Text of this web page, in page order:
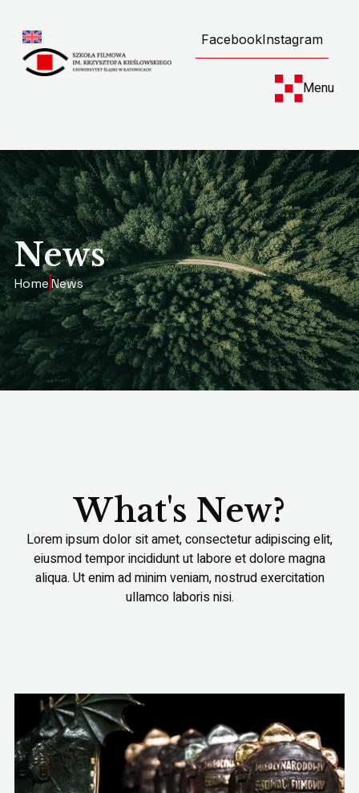
FacebookInstagram
Menu
News
HomeNews
What's New?
Lorem ipsum dolor sit amet, consectetur adipiscing elit,
eiusmod tempor incididunt ut labore et dolore magna
aliqua. Ut enim ad minim veniam, nostrud exercitation
ullamco laboris nisi.